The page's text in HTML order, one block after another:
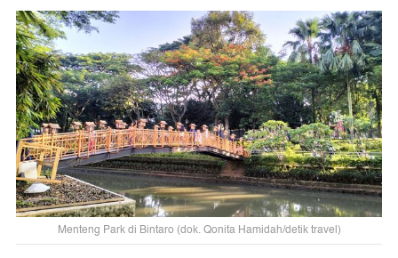
Menteng Park di Bintaro (dok. Qonita Hamidah/detik travel)